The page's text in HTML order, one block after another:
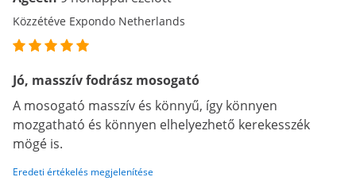
Közzétéve Expondo Netherlands
Jó, masszív fodrász mosogató
A mosogató masszív és könnyű, így könnyen
mozgatható és könnyen elhelyezhető kerekesszék
mögé is.
Eredeti értékelés megjelenítése